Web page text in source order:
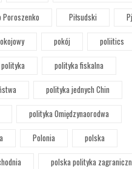
Poroszenko Piłsudski
pokój
poliitics
polityka
polityka fiskalna
polityka jednych Chin
polityka Omiędzynaorodwa
Polonia
polska
polska polityka